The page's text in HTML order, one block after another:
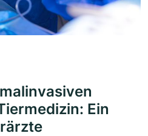
Ein